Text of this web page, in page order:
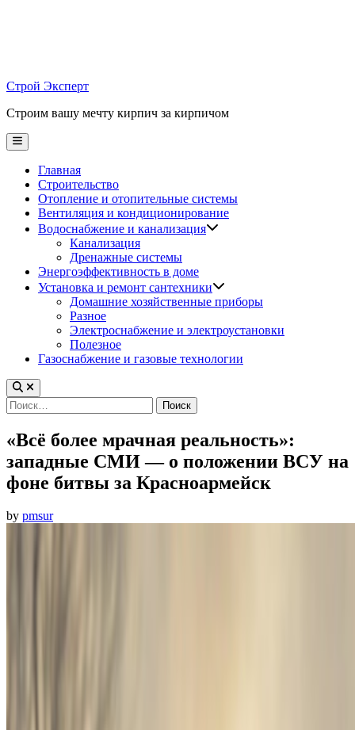
Строй Эксперт
Строим вашу мечту кирпич за кирпичом
Main
Menu
Главная
Строительство
Отопление и отопительные системы
Вентиляция и кондиционирование
Водоснабжение и канализация
Канализация
Дренажные системы
Энергоэффективность в доме
Установка и ремонт сантехники
Домашние хозяйственные приборы
Разное
Электроснабжение и электроустановки
Полезное
Газоснабжение и газовые технологии
Найти:
«Всё более мрачная реальность»:
западные СМИ — о положении ВСУ на
фоне битвы за Красноармейск
by pmsur